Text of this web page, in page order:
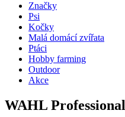
Značky
Psi
Kočky
Malá domácí zvířata
Ptáci
Hobby farming
Outdoor
Akce
WAHL Professional